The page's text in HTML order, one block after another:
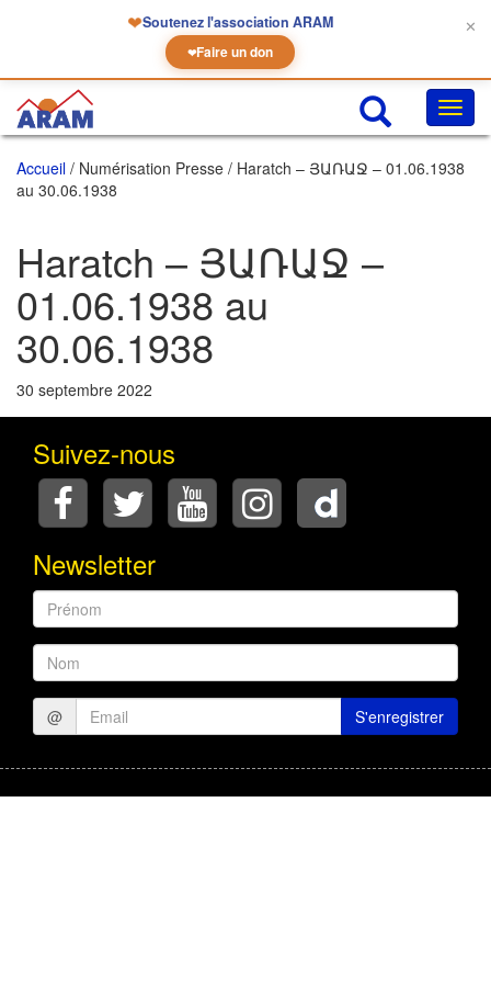
❤Soutenez l'association ARAM
❤Faire un don
✕
la
Accueil / Numérisation Presse / Haratch – ՅԱՌԱՋ – 01.06.1938
au 30.06.1938
Haratch – ՅԱՌԱՋ –
01.06.1938 au
30.06.1938
30 septembre 2022
Suivez-nous
Newsletter
Prénom
Nom
@ S'enregistrer